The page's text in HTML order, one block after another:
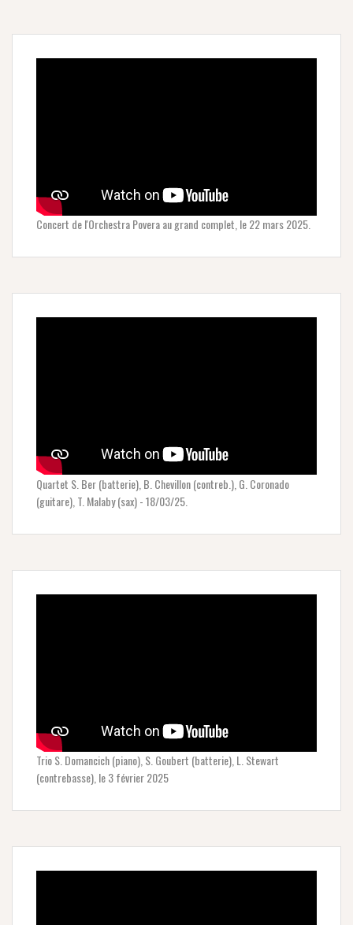
Concert de l'Orchestra Povera au grand complet, le 22 mars 2025.
Quartet S. Ber (batterie), B. Chevillon (contreb.), G. Coronado
(guitare), T. Malaby (sax) - 18/03/25.
Trio S. Domancich (piano), S. Goubert (batterie), L. Stewart
(contrebasse), le 3 février 2025